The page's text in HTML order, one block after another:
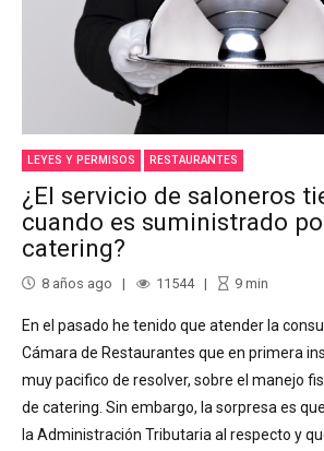
LEYES Y PERMISOS RESTAURANTES
¿El servicio de saloneros
cuando es suministrado
catering?
8 años ago 11544 9min
En el pasado he tenido que atender la
Cámara de Restaurantes que en primera
muy pacifico de resolver, sobre el manejo
de catering. Sin embargo, la sorpresa es
la Administración Tributaria al respecto y